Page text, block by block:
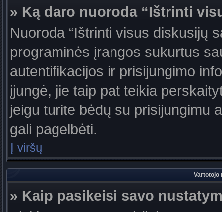
» Ką daro nuoroda “Ištrinti
Nuoroda “Ištrinti visus diskusijų
programinės įrangos sukurtus
autentifikacijos ir prisijungimo
įjungė, jie taip pat teikia
jeigu turite bėdų su prisijungimu
gali pagelbėti.
Į viršų
Vartotojo
» Kaip pasikeisi savo